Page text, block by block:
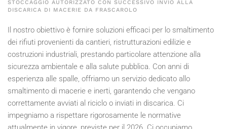
STOCCAGGIO AUTORIZZATO CON SUCCESSIVO INVIO ALLA
DISCARICA DI MACERIE DA FRASCAROLO
Il nostro obiettivo è fornire soluzioni efficaci per lo smaltimento
dei rifiuti provenienti da cantieri, ristrutturazioni edilizie e
costruzioni industriali, prestando particolare attenzione alla
sicurezza ambientale e alla salute pubblica. Con anni di
esperienza alle spalle, offriamo un servizio dedicato allo
smaltimento di macerie e inerti, garantendo che vengano
correttamente avviati al riciclo o inviati in discarica. Ci
impegniamo a rispettare rigorosamente le normative